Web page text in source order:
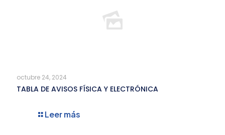
octubre 24, 2024
TABLA DE AVISOS FÍSICA Y ELECTRÓNICA
Leer más